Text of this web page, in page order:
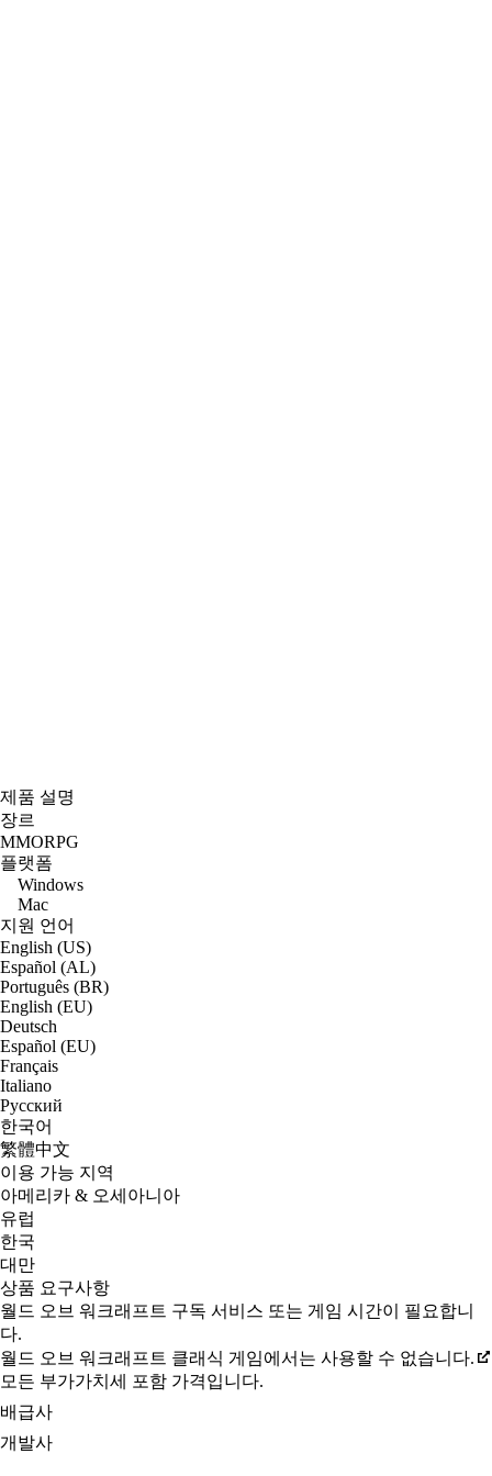
제품 설명
장르
MMORPG
플랫폼
Windows
Mac
지원 언어
English (US)
Español (AL)
Português (BR)
English (EU)
Deutsch
Español (EU)
Français
Italiano
Русский
한국어
繁體中文
이용 가능 지역
아메리카 & 오세아니아
유럽
한국
대만
상품 요구사항
월드 오브 워크래프트 구독 서비스 또는 게임 시간이 필요합니
다.
월드 오브 워크래프트 클래식 게임에서는 사용할 수 없습니다.
모든 부가가치세 포함 가격입니다.
배급사
개발사